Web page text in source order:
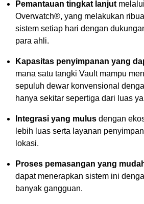
Pemantauan tingkat lanjut
Overwatch®, yang melakukan
sistem setiap hari dengan
para ahli.
Kapasitas penyimpanan yang
mana satu tangki Vault mampu
sepuluh dewar konvensional
hanya sekitar sepertiga dari luas
Integrasi yang mulus dengan
lebih luas serta layanan
lokasi.
Proses pemasangan yang
dapat menerapkan sistem ini
banyak gangguan.